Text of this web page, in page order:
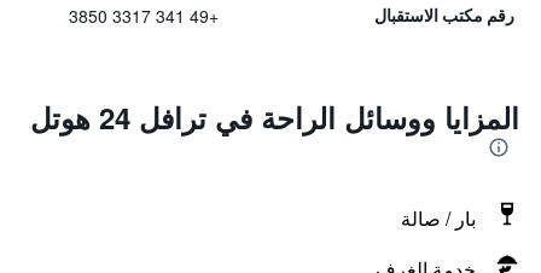
رقم مكتب الاستقبال +49 341 3317 3850
المزايا ووسائل الراحة في ترافل 24 هوتل
بار / صالة